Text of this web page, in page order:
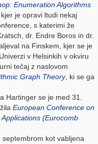
Enumeration Algorithms
je opravi ltudi nekaj
s katerimi že
dr. Endre Boros in dr.
na Finskem, kjer se je
v Helsinkih v okviru
tečaj z naslovom
Graph Theory, ki se ga
Hartinger se je med 31.
European Conference on
(Eurocomb
kot vabljena